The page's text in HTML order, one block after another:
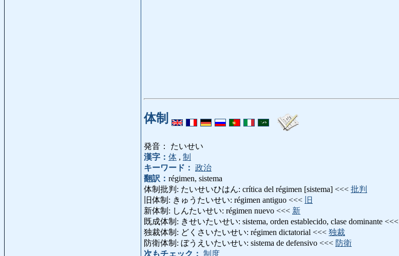
体制
発音： たいせい
漢字： 体 , 制
キーワード： 政治
翻訳： régimen, sistema
体制批判: たいせいひはん: crítica del régimen [sistema] <<< 批判
旧体制: きゅうたいせい: régimen antiguo <<<
旧
新体制: しんたいせい: régimen nuevo <<< 新
既成体制: きせいたいせい: sistema, orden establecido, clase dominante <<<
独裁体制: どくさいたいせい: régimen dictatorial <<< 独裁
防衛体制: ぼうえいたいせい: sistema de defensivo <<< 防衛
次もチェック： 制度